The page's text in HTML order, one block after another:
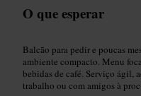
O que esperar
Balcão para pedir e poucas
ambiente compacto. Menu
bebidas de café. Serviço ágil,
trabalho ou com amigos à